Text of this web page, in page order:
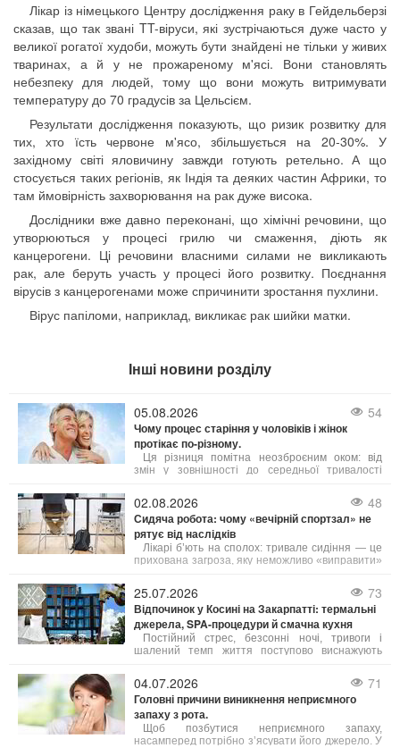
Лікар із німецького Центру дослідження раку в Гейдельберзі
сказав, що так звані TT-віруси, які зустрічаються дуже часто у
великої рогатої худоби, можуть бути знайдені не тільки у живих
тваринах, а й у не прожареному м'ясі. Вони становлять
небезпеку для людей, тому що вони можуть витримувати
температуру до 70 градусів за Цельсієм.
Результати дослідження показують, що ризик розвитку для
тих, хто їсть червоне м'ясо, збільшується на 20-30%. У
західному світі яловичину завжди готують ретельно. А що
стосується таких регіонів, як Індія та деяких частин Африки, то
там ймовірність захворювання на рак дуже висока.
Дослідники вже давно переконані, що хімічні речовини, що
утворюються у процесі грилю чи смаження, діють як
канцерогени. Ці речовини власними силами не викликають
рак, але беруть участь у процесі його розвитку. Поєднання
вірусів з канцерогенами може спричинити зростання пухлини.
Вірус папіломи, наприклад, викликає рак шийки матки.
Інші новини розділу
05.08.2026 54
Чому процес старіння у чоловіків і жінок
протікає по-різному.
Ця різниця помітна неозброєним оком: від
змін у зовнішності до середньої тривалості
біології, гормональному фоні та навіть у звичках,
які суспільство століттями культивувало у
представників обох статей. Давайте
розглянемо, чому це так, і що з цього можна
взяти на замітку.
02.08.2026 48
Сидяча робота: чому «вечірній спортзал» не
рятує від наслідків
Лікарі б’ють на сполох: тривале сидіння — це
прихована загроза, яку неможливо «виправити»
«активний ледар» — це людина, яка тренується
годину, але решту 23 години проводить без руху.
25.07.2026 73
Відпочинок у Косині на Закарпатті: термальні
джерела, SPA-процедури й смачна кухня
Постійний стрес, безсонні ночі, тривоги і
шалений темп життя поступово виснажують
відпочинок, де можна не просто розслабитись, а
й подбати про своє здоров’я. Косино на
Закарпатті — це один із таких кофортних
куточків, де завдяки цілющим термальним
водам, сучасним wellness- і SPA-програмам, а
також медичним послугам можна повністю
04.07.2026 71
Головні причини виникнення неприємного
запаху з рота.
Щоб позбутися неприємного запаху,
насамперед потрібно з’ясувати його джерело. У